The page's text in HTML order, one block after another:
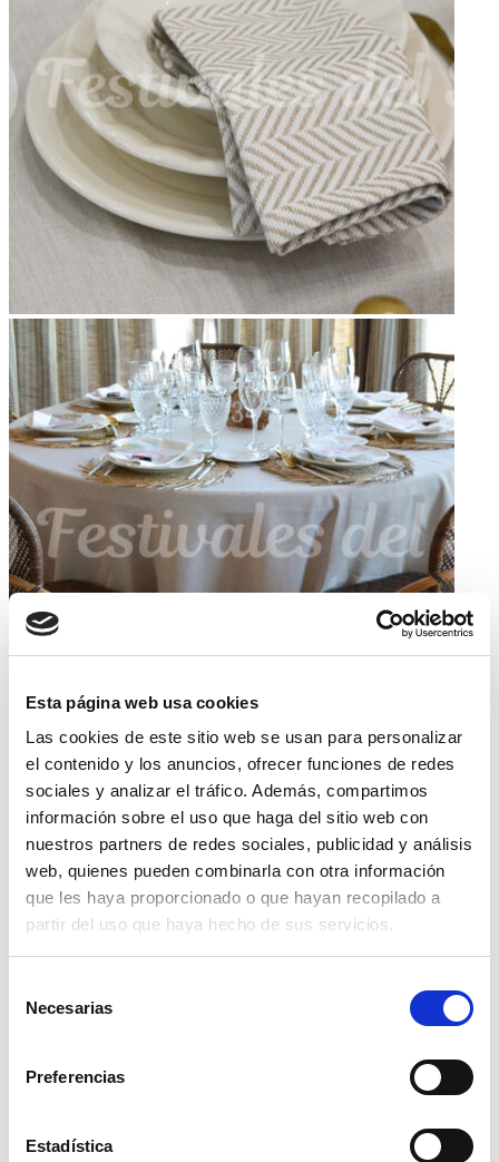
Esta página web usa cookies
Las cookies de este sitio web se usan para personalizar
el contenido y los anuncios, ofrecer funciones de redes
sociales y analizar el tráfico. Además, compartimos
información sobre el uso que haga del sitio web con
nuestros partners de redes sociales, publicidad y análisis
web, quienes pueden combinarla con otra información
que les haya proporcionado o que hayan recopilado a
partir del uso que haya hecho de sus servicios.
Necesarias
Preferencias
Estadística